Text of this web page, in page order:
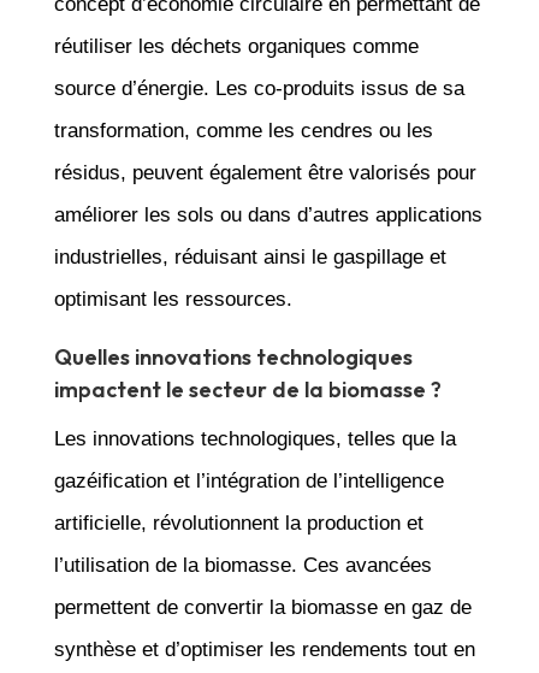
réutiliser les déchets organiques comme
source d’énergie. Les co-produits issus de sa
transformation, comme les cendres ou les
résidus, peuvent également être valorisés pour
améliorer les sols ou dans d’autres applications
industrielles, réduisant ainsi le gaspillage et
optimisant les ressources.
Quelles innovations technologiques
impactent le secteur de la biomasse ?
Les innovations technologiques, telles que la
gazéification et l’intégration de l’intelligence
artificielle, révolutionnent la production et
l’utilisation de la biomasse. Ces avancées
permettent de convertir la biomasse en gaz de
synthèse et d’optimiser les rendements tout en